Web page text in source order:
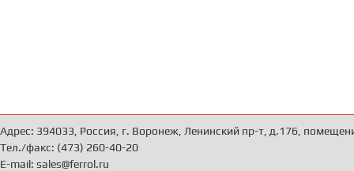
Адрес: 394033, Россия, г. Воронеж, Ленинский пр-т, д.176,
Тел./факс: (473) 260-40-20
E-mail: sales@ferrol.ru